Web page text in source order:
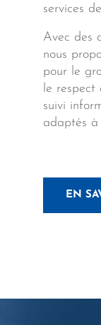
services
Avec des
nous
pour le
le respect
suivi
adaptés à
EN